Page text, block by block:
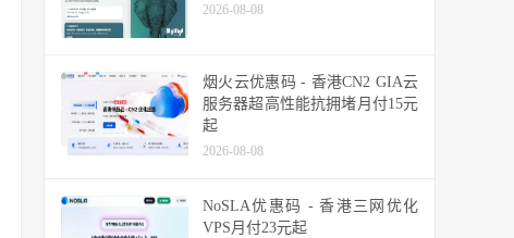
2026-08-08
烟火云优惠码 - 香港CN2 GIA云
服务器超高性能抗拥堵月付15元
起
2026-08-08
NoSLA优惠码 - 香港三网优化
VPS月付23元起